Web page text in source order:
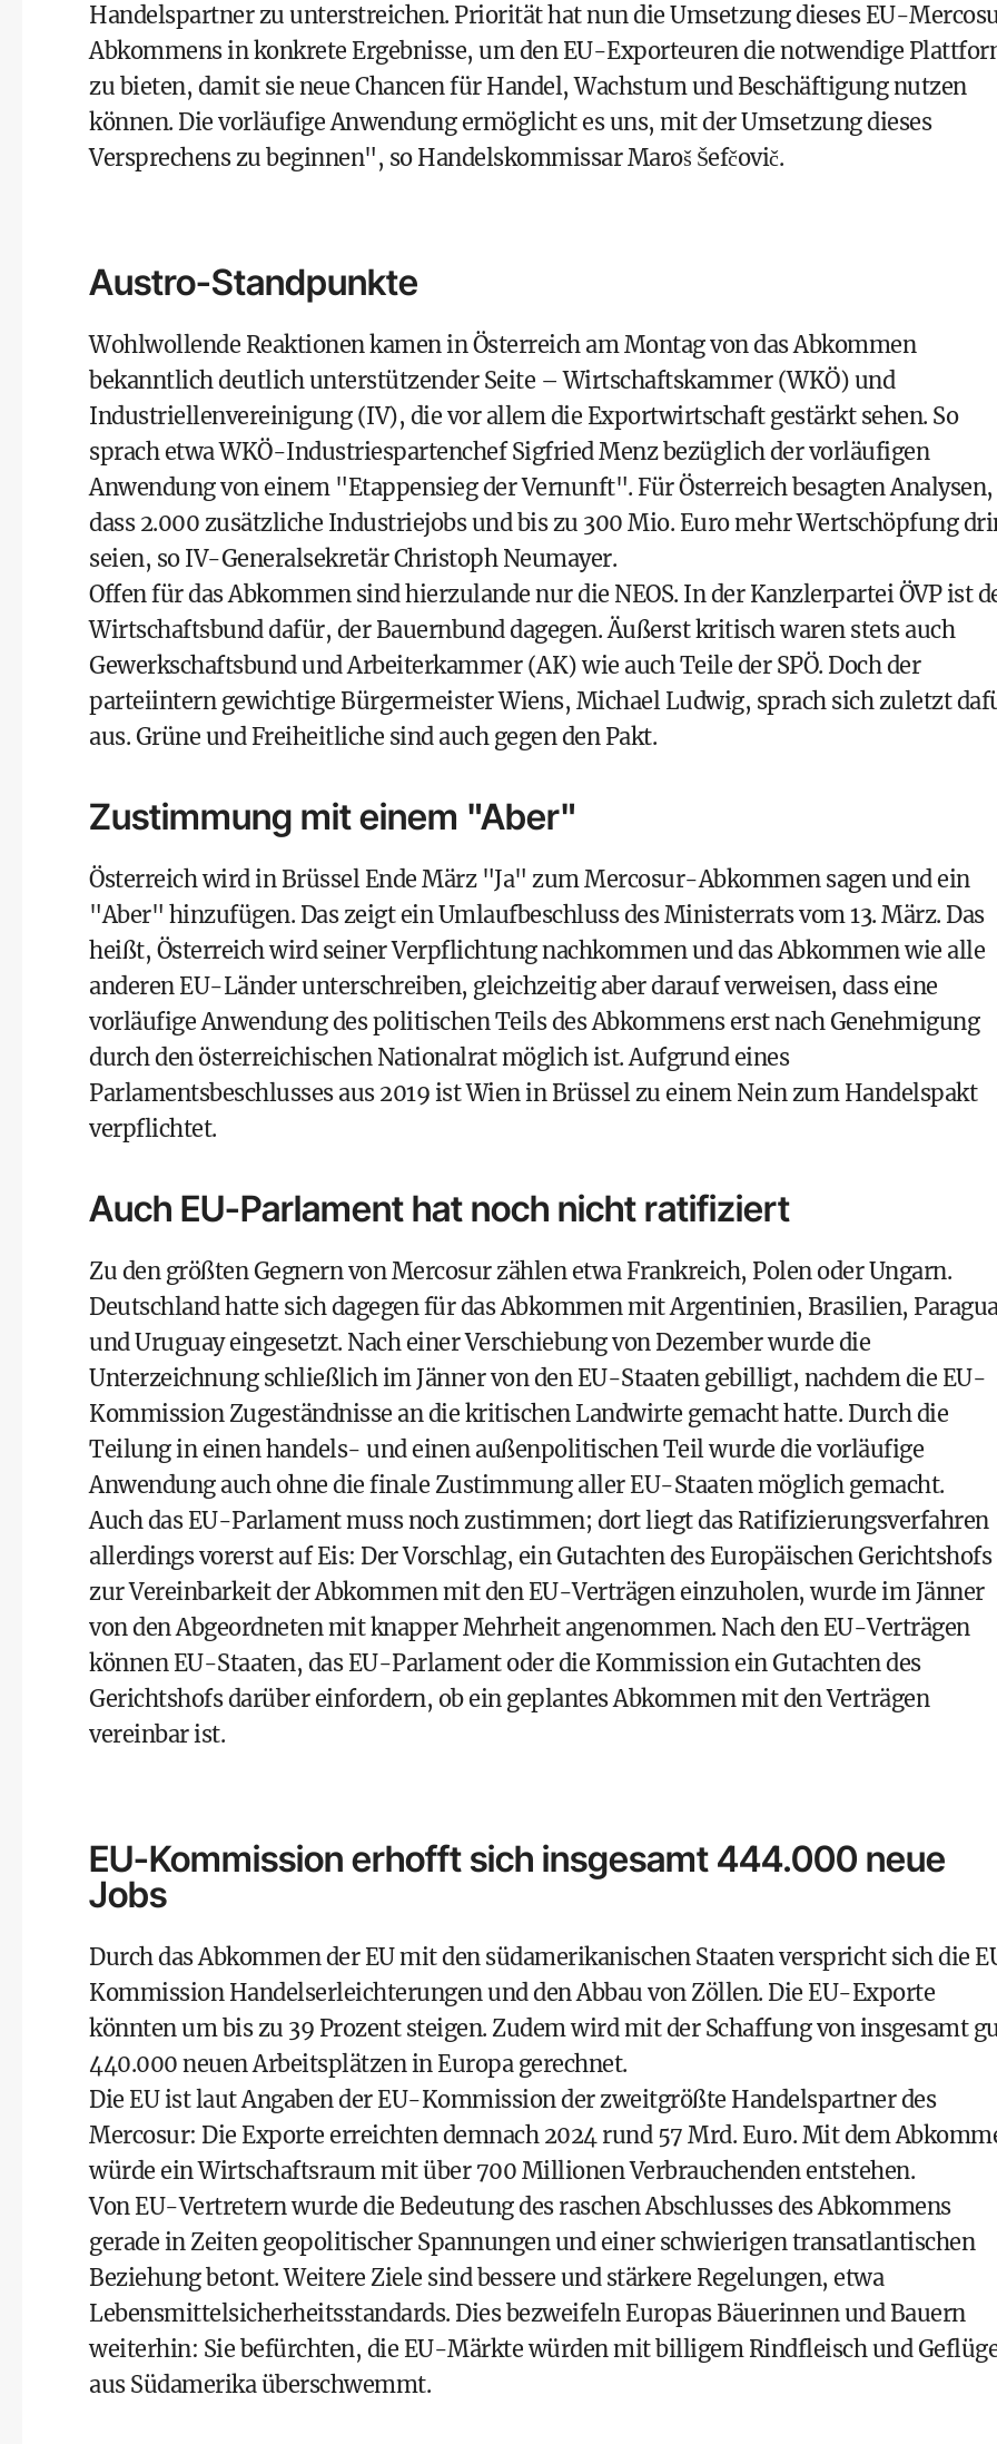
Handelspartner zu unterstreichen. Priorität hat nun die Umsetzung dieses EU-
Abkommens in konkrete Ergebnisse, um den EU-Exporteuren die notwendige
zu bieten, damit sie neue Chancen für Handel, Wachstum und Beschäftigung nutzen
können. Die vorläufige Anwendung ermöglicht es uns, mit der Umsetzung dieses
Versprechens zu beginnen", so Handelskommissar Maroš Šefčovič.
Austro-Standpunkte
Wohlwollende Reaktionen kamen in Österreich am Montag von das Abkommen
bekanntlich deutlich unterstützender Seite – Wirtschaftskammer (WKÖ) und
Industriellenvereinigung (IV), die vor allem die Exportwirtschaft gestärkt sehen. So
sprach etwa WKÖ-Industriespartenchef Sigfried Menz bezüglich der vorläufigen
Anwendung von einem "Etappensieg der Vernunft". Für Österreich besagten Analysen,
dass 2.000 zusätzliche Industriejobs und bis zu 300 Mio. Euro mehr Wertschöpfung
seien, so IV-Generalsekretär Christoph Neumayer.
Offen für das Abkommen sind hierzulande nur die NEOS. In der Kanzlerpartei ÖVP ist
Wirtschaftsbund dafür, der Bauernbund dagegen. Äußerst kritisch waren stets auch
Gewerkschaftsbund und Arbeiterkammer (AK) wie auch Teile der SPÖ. Doch der
parteiintern gewichtige Bürgermeister Wiens, Michael Ludwig, sprach sich zuletzt
aus. Grüne und Freiheitliche sind auch gegen den Pakt.
Zustimmung mit einem "Aber"
Österreich wird in Brüssel Ende März "Ja" zum Mercosur-Abkommen sagen und ein
"Aber" hinzufügen. Das zeigt ein Umlaufbeschluss des Ministerrats vom 13. März. Das
heißt, Österreich wird seiner Verpflichtung nachkommen und das Abkommen wie alle
anderen EU-Länder unterschreiben, gleichzeitig aber darauf verweisen, dass eine
vorläufige Anwendung des politischen Teils des Abkommens erst nach Genehmigung
durch den österreichischen Nationalrat möglich ist. Aufgrund eines
Parlamentsbeschlusses aus 2019 ist Wien in Brüssel zu einem Nein zum Handelspakt
verpflichtet.
Auch EU-Parlament hat noch nicht ratifiziert
Zu den größten Gegnern von Mercosur zählen etwa Frankreich, Polen oder Ungarn.
Deutschland hatte sich dagegen für das Abkommen mit Argentinien, Brasilien,
und Uruguay eingesetzt. Nach einer Verschiebung von Dezember wurde die
Unterzeichnung schließlich im Jänner von den EU-Staaten gebilligt, nachdem die EU-
Kommission Zugeständnisse an die kritischen Landwirte gemacht hatte. Durch die
Teilung in einen handels- und einen außenpolitischen Teil wurde die vorläufige
Anwendung auch ohne die finale Zustimmung aller EU-Staaten möglich gemacht.
Auch das EU-Parlament muss noch zustimmen; dort liegt das Ratifizierungsverfahren
allerdings vorerst auf Eis: Der Vorschlag, ein Gutachten des Europäischen Gerichtshofs
zur Vereinbarkeit der Abkommen mit den EU-Verträgen einzuholen, wurde im Jänner
von den Abgeordneten mit knapper Mehrheit angenommen. Nach den EU-Verträgen
können EU-Staaten, das EU-Parlament oder die Kommission ein Gutachten des
Gerichtshofs darüber einfordern, ob ein geplantes Abkommen mit den Verträgen
vereinbar ist.
EU-Kommission erhofft sich insgesamt 444.000 neue
Jobs
Durch das Abkommen der EU mit den südamerikanischen Staaten verspricht sich die
Kommission Handelserleichterungen und den Abbau von Zöllen. Die EU-Exporte
könnten um bis zu 39 Prozent steigen. Zudem wird mit der Schaffung von insgesamt
440.000 neuen Arbeitsplätzen in Europa gerechnet.
Die EU ist laut Angaben der EU-Kommission der zweitgrößte Handelspartner des
Mercosur: Die Exporte erreichten demnach 2024 rund 57 Mrd. Euro. Mit dem
würde ein Wirtschaftsraum mit über 700 Millionen Verbrauchenden entstehen.
Von EU-Vertretern wurde die Bedeutung des raschen Abschlusses des Abkommens
gerade in Zeiten geopolitischer Spannungen und einer schwierigen transatlantischen
Beziehung betont. Weitere Ziele sind bessere und stärkere Regelungen, etwa
Lebensmittelsicherheitsstandards. Dies bezweifeln Europas Bäuerinnen und Bauern
weiterhin: Sie befürchten, die EU-Märkte würden mit billigem Rindfleisch und
aus Südamerika überschwemmt.